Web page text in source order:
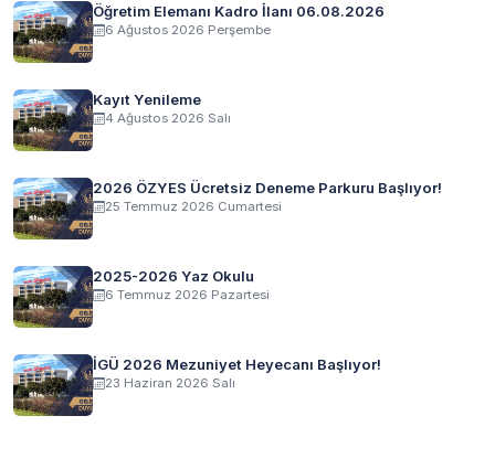
Öğretim Elemanı Kadro İlanı 06.08.2026
6 Ağustos 2026 Perşembe
Kayıt Yenileme
4 Ağustos 2026 Salı
2026 ÖZYES Ücretsiz Deneme Parkuru Başlıyor!
25 Temmuz 2026 Cumartesi
2025-2026 Yaz Okulu
6 Temmuz 2026 Pazartesi
İGÜ 2026 Mezuniyet Heyecanı Başlıyor!
23 Haziran 2026 Salı